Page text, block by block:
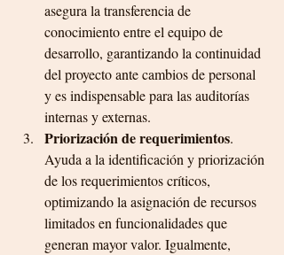
asegura la transferencia de
conocimiento entre el equipo de
desarrollo, garantizando la continuidad
del proyecto ante cambios de personal
y es indispensable para las auditorías
internas y externas.
Priorización de requerimientos.
Ayuda a la identificación y priorización
de los requerimientos críticos,
optimizando la asignación de recursos
limitados en funcionalidades que
generan mayor valor. Igualmente,